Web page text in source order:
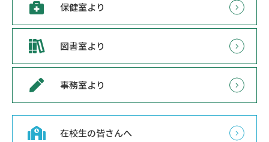
保健室より
図書室より
事務室より
在校生の皆さんへ